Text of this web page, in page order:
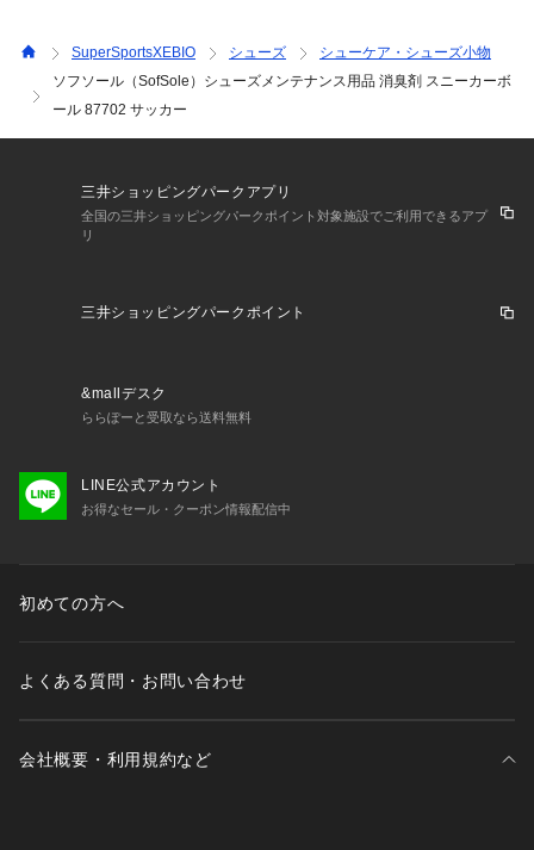
SuperSportsXEBIO シューズ
シューケア・シューズ小物
ソフソール（SofSole）シューズメンテナンス用品 消臭剤 スニーカーボ
ール 87702 サッカー
三井ショッピングパークアプリ
全国の三井ショッピングパークポイント対象施設でご利用できるアプ
リ
三井ショッピングパークポイント
&mallデスク
ららぽーと受取なら送料無料
LINE公式アカウント
お得なセール・クーポン情報配信中
初めての方へ
よくある質問・お問い合わせ
会社概要・利用規約など